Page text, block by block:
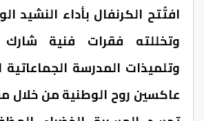
افتُتح الكرنفال بأداء النشيد
وتخللته فقرات فنية شارك
وتلميذات المدرسة
عاكسين روح الوطنية من خلال